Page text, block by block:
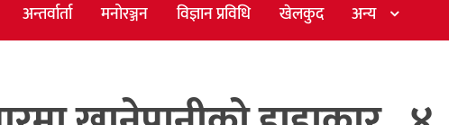
अन्तर्वार्ता मनोरञ्जन विज्ञान प्रविधि खेलकुद अन्य